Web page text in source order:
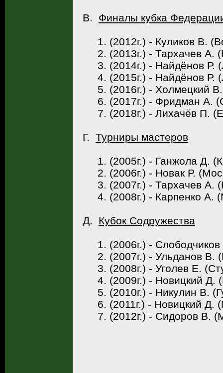
В. Финалы кубка
1. (2012г.) - Куликов В.
2. (2013г.) - Тархачев А.
3. (2014г.) - Найдёнов Р.
4. (2015г.) - Найдёнов Р.
5. (2016г.) - Холмецкий В.
6. (2017г.) - Фридман А.
7. (2018г.) - Лихачёв П.
Г. Турниры мастеров
1. (2005г.) - Ганжола Д.
2. (2006г.) - Новак Р.
3. (2007г.) - Тархачев А.
4. (2008г.) - Карпенко А.
Д. Кубок Содружества
1. (2006г.) - Слободчиков
2. (2007г.) - Ульданов В.
3. (2008г.) - Уголев Е.
4. (2009г.) - Новицкий Д.
5. (2010г.) - Никулин В.
6. (2011г.) - Новицкий Д.
7. (2012г.) - Сидоров В.